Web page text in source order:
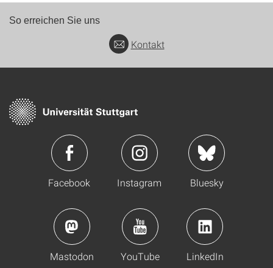
So erreichen Sie uns
Kontakt
Facebook Instagram Bluesky
Mastodon YouTube LinkedIn